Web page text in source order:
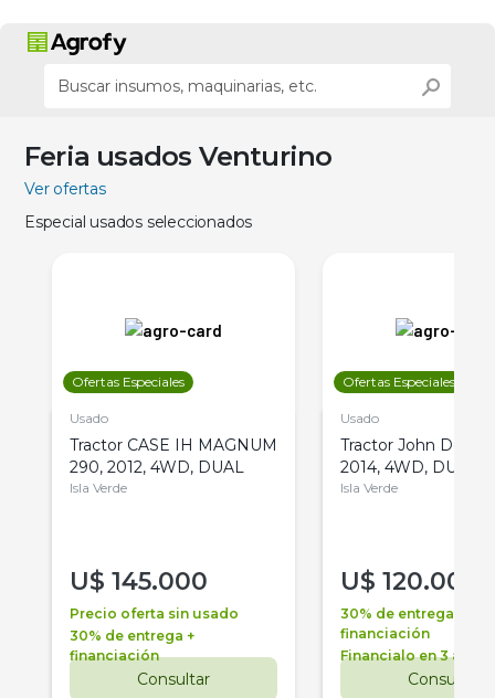
Feria usados Venturino
Ver ofertas
Especial usados seleccionados
Ofertas Especiales
Usado
Tractor CASE IH MAGNUM
290, 2012, 4WD, DUAL
Isla Verde
U$ 145.000
Precio oferta sin usado
30% de entrega +
financiación
Consultar
Ofertas Especiales
Usado
Tractor John Deere
2014, 4WD, DUAL
Isla Verde
U$ 120.000
30% de entrega +
financiación
Financialo en 3 años
Consultar